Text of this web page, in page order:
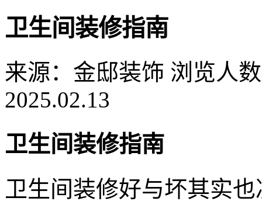
卫生间装修指南
来源：金邸装饰 浏览人
2025.02.13
卫生间装修指南
卫生间装修好与坏其实